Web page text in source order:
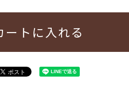
ートに入れる